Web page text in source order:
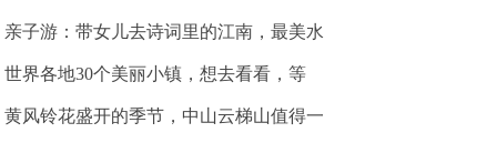
亲子游：带女儿去诗词里的江南，最美水
世界各地30个美丽小镇，想去看看，等
黄风铃花盛开的季节，中山云梯山值得一